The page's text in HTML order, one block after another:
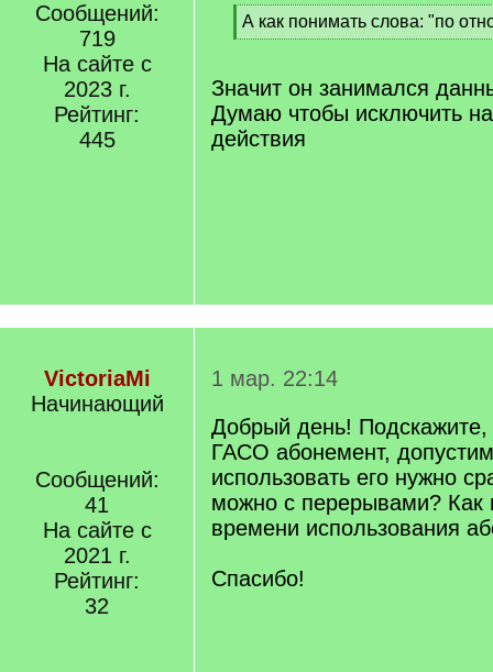
Сообщений:
719
На сайте с
2023 г.
Рейтинг:
445
[
q
А как понимать слова: "по
[
q
]
Значит он занимался
Думаю чтобы исключить
действия
VictoriaMi
Начинающий
Сообщений:
41
На сайте с
2021 г.
Рейтинг:
32
1 мар. 22:14
Добрый день!
ГАСО абонемент,
использовать его нужно
можно с перерывами? Как
времени использования
Спасибо!